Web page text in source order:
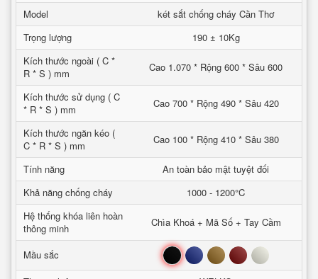
Model
két sắt chống cháy Cần Thơ
Trọng lượng
190 ± 10Kg
Kích thước ngoài ( C *
R * S ) mm
Cao 1.070 * Rộng 600 * Sâu 600
Kích thước sử dụng ( C
* R * S ) mm
Cao 700 * Rộng 490 * Sâu 420
Kích thước ngăn kéo (
C * R * S ) mm
Cao 100 * Rộng 410 * Sâu 380
Tính năng
An toàn bảo mật tuyệt đối
Khả năng chống cháy
1000 - 1200°C
Hệ thống khóa liên hoàn
thông minh
Chìa Khoá + Mã Số + Tay Cầm
Mầu sắc Đen Xanh Nâu Đỏ Trắng